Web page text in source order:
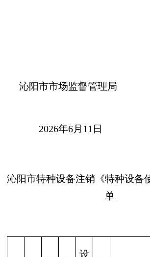
沁阳市市场监督管理局
2026年6月 11 日
沁阳市特种设备注销《特种设备
单
设